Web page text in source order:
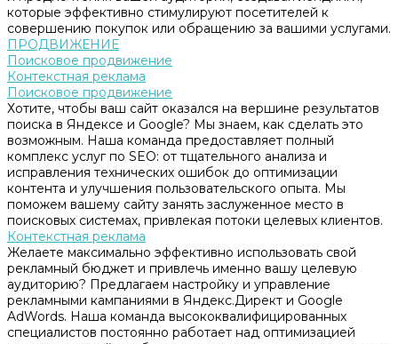
которые эффективно стимулируют посетителей к
совершению покупок или обращению за вашими услугами.
ПРОДВИЖЕНИЕ
Поисковое продвижение
Контекстная реклама
Поисковое продвижение
Хотите, чтобы ваш сайт оказался на вершине результатов
поиска в Яндексе и Google? Мы знаем, как сделать это
возможным. Наша команда предоставляет полный
комплекс услуг по SEO: от тщательного анализа и
исправления технических ошибок до оптимизации
контента и улучшения пользовательского опыта. Мы
поможем вашему сайту занять заслуженное место в
поисковых системах, привлекая потоки целевых клиентов.
Контекстная реклама
Желаете максимально эффективно использовать свой
рекламный бюджет и привлечь именно вашу целевую
аудиторию? Предлагаем настройку и управление
рекламными кампаниями в Яндекс.Директ и Google
AdWords. Наша команда высококвалифицированных
специалистов постоянно работает над оптимизацией